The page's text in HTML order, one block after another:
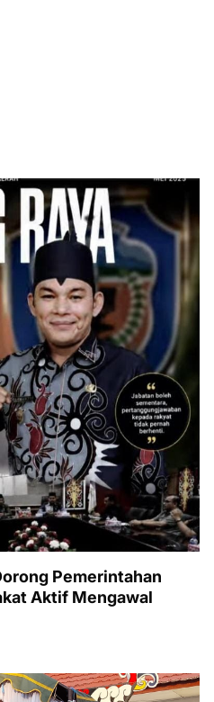
Pemerintahan
Aktif Mengawal